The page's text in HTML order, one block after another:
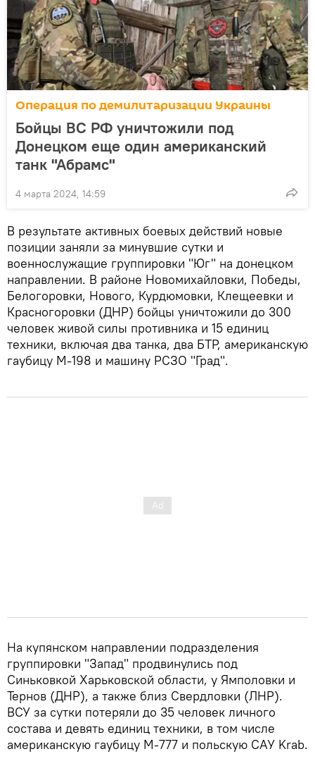
Операция по демилитаризации Украины
Бойцы ВС РФ уничтожили под
Донецком еще один американский
танк "Абрамс"
4 марта 2024, 14:59
В результате активных боевых действий новые
позиции заняли за минувшие сутки и
военнослужащие группировки "Юг" на донецком
направлении. В районе Новомихайловки, Победы,
Белогоровки, Нового, Курдюмовки, Клещеевки и
Красногоровки (ДНР) бойцы уничтожили до 300
человек живой силы противника и 15 единиц
техники, включая два танка, два БТР, американскую
гаубицу М-198 и машину РСЗО "Град".
На купянском направлении подразделения
группировки "Запад" продвинулись под
Синьковкой Харьковской области, у Ямполовки и
Тернов (ДНР), а также близ Свердловки (ЛНР).
ВСУ за сутки потеряли до 35 человек личного
состава и девять единиц техники, в том числе
американскую гаубицу М-777 и польскую САУ Krab.